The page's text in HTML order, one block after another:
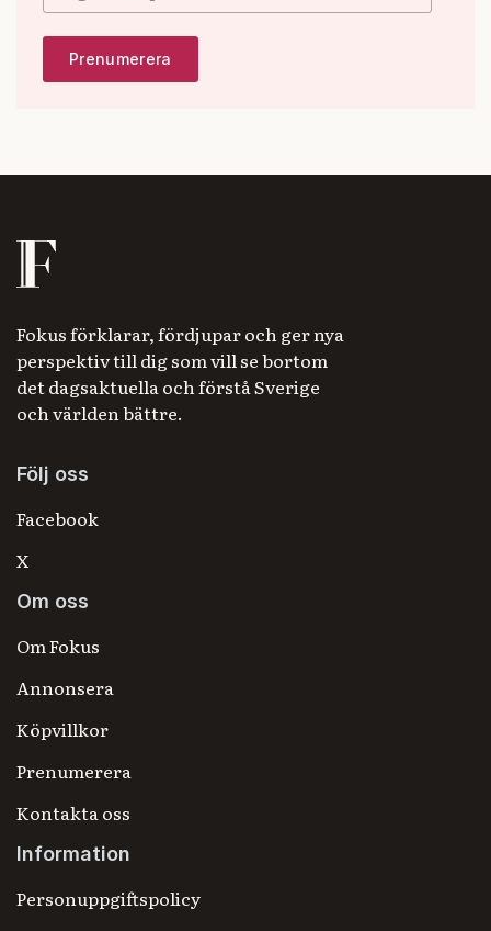
Fokus förklarar, fördjupar och ger nya
perspektiv till dig som vill se bortom
det dagsaktuella och förstå Sverige
och världen bättre.
Följ oss
Facebook
X
Om oss
Om Fokus
Annonsera
Köpvillkor
Prenumerera
Kontakta oss
Information
Personuppgiftspolicy